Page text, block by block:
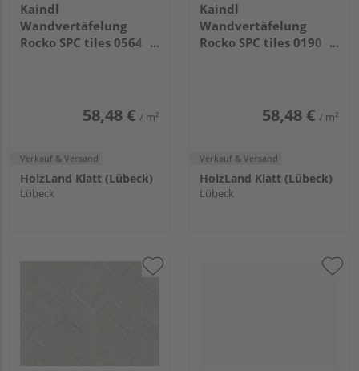
Kaindl
Wandvertäfelung
Rocko SPC tiles 0564
58,48 € / m²
Verkauf & Versand
HolzLand Klatt (Lübeck)
Lübeck
Kaindl
Wandvertäfelung
Rocko SPC tiles 0190
58,48 € / m²
Verkauf & Versand
HolzLand Klatt (Lübeck)
Lübeck